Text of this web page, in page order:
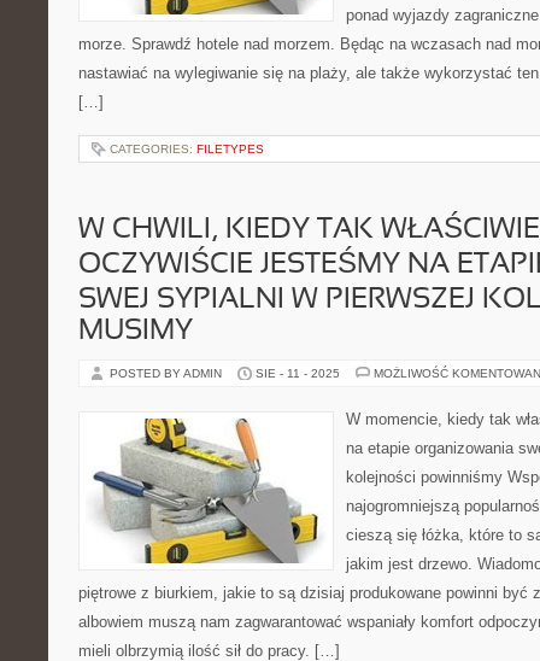
ponad wyjazdy
morze. Sprawdź hotele nad morzem. Będąc na wczasach nad
nastawiać na wylegiwanie się na plaży, ale także wykorzystać
[…]
CATEGORIES: FILETYPES
W CHWILI, KIEDY TAK
OCZYWIŚCIE JESTEŚMY NA
SWEJ SYPIALNI W PIERWSZEJ
MUSIMY
POSTED BY ADMIN SIE - 11 - 2025 MOŻLIWOŚĆ
W momencie, kiedy tak
na etapie organizowania
kolejności powinniśmy
najogromniejszą
cieszą się łóżka, które to
jakim jest drzewo.
piętrowe z biurkiem, jakie to są dzisiaj produkowane powinni być
albowiem muszą nam zagwarantować wspaniały komfort
mieli olbrzymią ilość sił do pracy. […]